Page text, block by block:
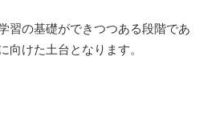
習の基礎ができつつある段階であ
向けた土台となります。